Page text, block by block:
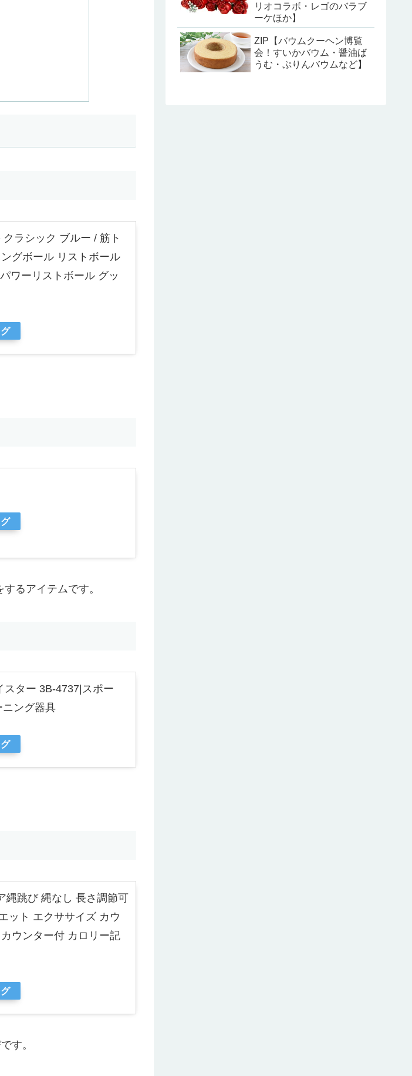
ラシック ブルー / 筋ト
グボール リストボール
ワーリストボール グッ
るアイテムです。
ター 3B-4737|スポー
ング器具
縄跳び 縄なし 長さ調節可
ット エクササイズ カウ
ウンター付 カロリー記
す。
リオコラボ・レゴのバラブ
ーケほか】
ZIP【バウムクーヘン博覧
会！すいかバウム・醤油ば
うむ・ぷりんバウムなど】